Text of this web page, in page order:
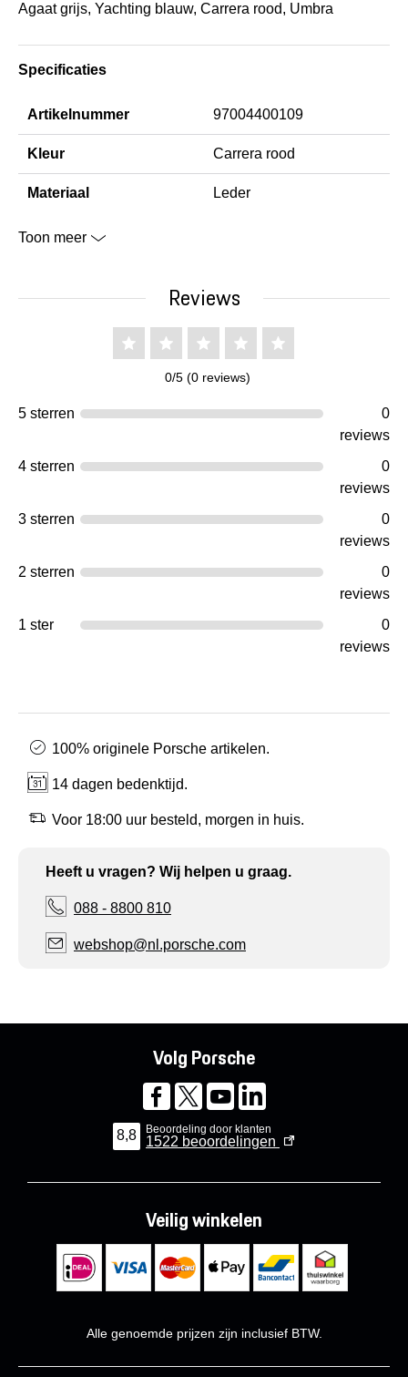
Agaat grijs, Yachting blauw, Carrera rood, Umbra
Specificaties
Artikelnummer 97004400109
Kleur Carrera rood
Materiaal Leder
Toon meer
Reviews
0/5 (0 reviews)
5 sterren
0
reviews
4 sterren
0
reviews
3 sterren
0
reviews
2 sterren
0
reviews
1 ster
0
reviews
100% originele Porsche artikelen.
14 dagen bedenktijd.
Voor 18:00 uur besteld, morgen in huis.
Heeft u vragen? Wij helpen u graag.
088 - 8800 810
webshop@nl.porsche.com
Volg Porsche
8,8 Beoordeling door klanten
1522 beoordelingen
Veilig winkelen
Alle genoemde prijzen zijn inclusief BTW.